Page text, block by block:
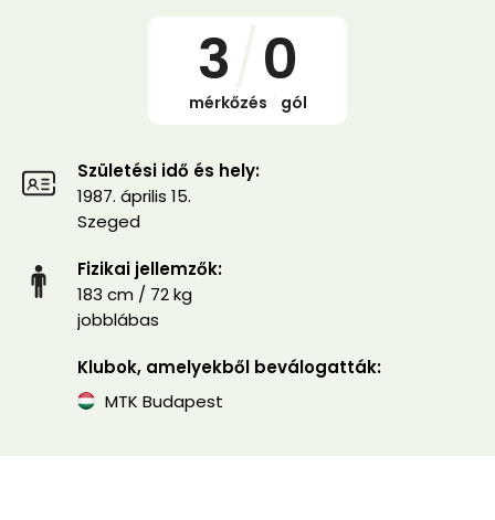
3 0
mérkőzés gól
Születési idő és hely:
1987. április 15.
Szeged
Fizikai jellemzők:
183 cm / 72 kg
jobblábas
Klubok, amelyekből beválogatták:
MTK Budapest